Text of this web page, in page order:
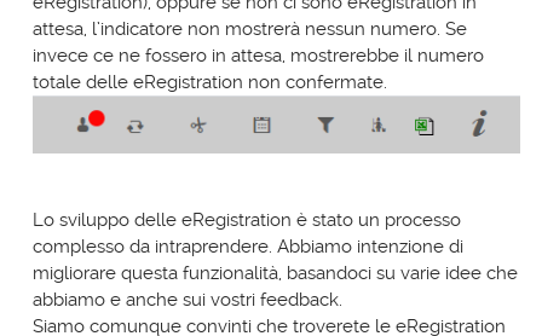
attesa, l’indicatore non mostrerà nessun numero. Se
invece ce ne fossero in attesa, mostrerebbe il numero
totale delle eRegistration non confermate.
Lo sviluppo delle eRegistration è stato un processo
complesso da intraprendere. Abbiamo intenzione di
migliorare questa funzionalità, basandoci su varie idee che
abbiamo e anche sui vostri feedback.
Siamo comunque convinti che troverete le eRegistration